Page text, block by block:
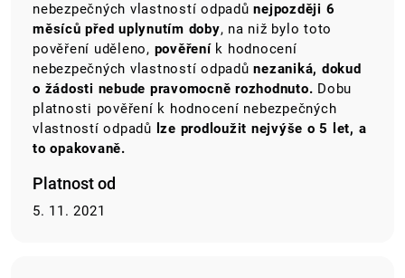
nebezpečných vlastností odpadůnejpozději 6
měsíců před uplynutím doby, na niž bylo toto
pověření uděleno, pověřeník hodnocení
nebezpečných vlastností odpadůnezaniká, dokud
o žádosti nebude pravomocně rozhodnuto. Dobu
platnosti pověření k hodnocení nebezpečných
vlastností odpadů lze prodloužit nejvýše o 5 let, a
to opakovaně.
Platnost od
5. 11. 2021